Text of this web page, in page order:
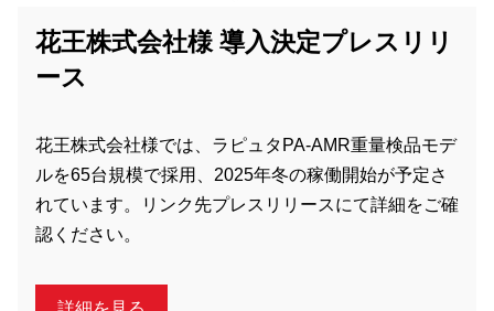
花王株式会社様 導入決定プレスリリ
ース
花王株式会社様では、ラピュタPA-AMR重量検品モデ
ルを65台規模で採用、2025年冬の稼働開始が予定さ
れています。リンク先プレスリリースにて詳細をご確
認ください。